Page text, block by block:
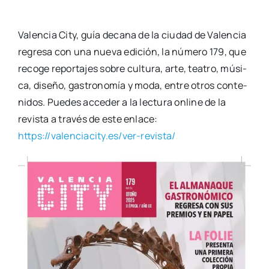
Valen­cia City, guía deca­na de la ciu­dad de Valen­cia
regre­sa con una nue­va edi­ción, la núme­ro 179, que
reco­ge repor­ta­jes sobre cul­tu­ra, arte, tea­tro, músi­
ca, dise­ño, gas­tro­no­mía y moda, entre otros con­te­
ni­dos. Pue­des acce­der a la lec­tu­ra onli­ne de la
revis­ta a tra­vés de este enla­ce:
https://valenciacity.es/ver-revista/